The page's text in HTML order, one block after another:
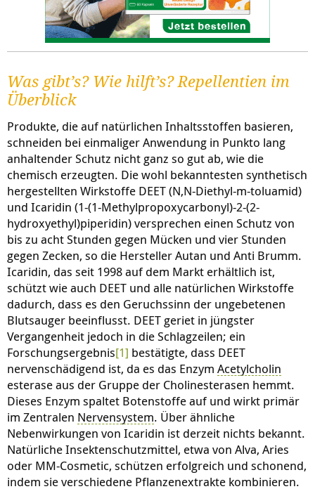
Was gibt’s? Wie hilft’s? Repellentien im
Überblick
Produkte, die auf natürlichen Inhaltsstoffen basieren,
schneiden bei einmaliger Anwendung in Punkto lang
anhaltender Schutz nicht ganz so gut ab, wie die
chemisch erzeugten. Die wohl bekanntesten synthetisch
hergestellten Wirkstoffe DEET (N,N-Diethyl-m-toluamid)
und Icaridin (1-(1-Methylpropoxycarbonyl)-2-(2-
hydroxyethyl)piperidin) versprechen einen Schutz von
bis zu acht Stunden gegen Mücken und vier Stunden
gegen Zecken, so die Hersteller Autan und Anti Brumm.
Icaridin, das seit 1998 auf dem Markt erhältlich ist,
schützt wie auch DEET und alle natürlichen Wirkstoffe
dadurch, dass es den Geruchssinn der ungebetenen
Blutsauger beeinflusst. DEET geriet in jüngster
Vergangenheit jedoch in die Schlagzeilen; ein
Forschungsergebnis[1] bestätigte, dass DEET
nervenschädigend ist, da es das Enzym Acetylcholin
esterase aus der Gruppe der Cholinesterasen hemmt.
Dieses Enzym spaltet Botenstoffe auf und wirkt primär
im Zentralen Nervensystem. Über ähnliche
Nebenwirkungen von Icaridin ist derzeit nichts bekannt.
Natürliche Insektenschutzmittel, etwa von Alva, Aries
oder MM-Cosmetic, schützen erfolgreich und schonend,
indem sie verschiedene Pflanzenextrakte kombinieren.